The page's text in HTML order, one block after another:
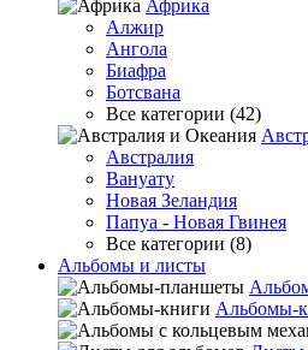
Африка
Алжир
Ангола
Биафра
Ботсвана
Все категории (42)
Австралия
Вануату
Новая Зеландия
Папуа - Новая Гвинея
Все категории (8)
Альбомы и листы
Альбомы-